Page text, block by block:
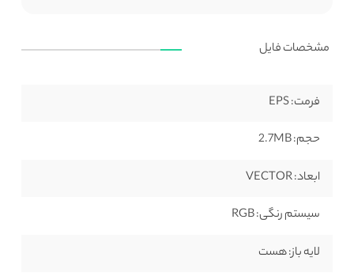
مشخصات فایل
فرمت:
حجم:
ابعاد:
سیستم رنگی:
لایه باز:هست